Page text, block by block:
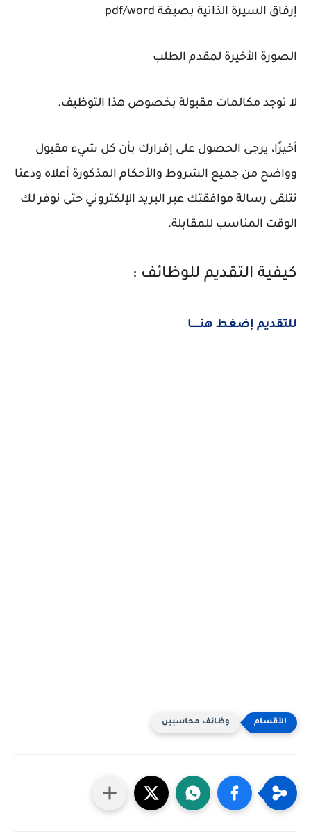
إرفاق السيرة الذاتية بصيغة pdf/word
الصورة الأخيرة لمقدم الطلب
لا توجد مكالمات مقبولة بخصوص هذا التوظيف.
أخيرًا، يرجى الحصول على إقرارك بأن كل شيء مقبول
وواضح من جميع الشروط والأحكام المذكورة أعلاه ودعنا
نتلقى رسالة موافقتك عبر البريد الإلكتروني حتى نوفر لك
الوقت المناسب للمقابلة.
كيفية التقديم للوظائف :
للتقديم إضغط هنــــــا
وظائف محاسبين